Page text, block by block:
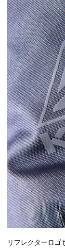
リフレクターロゴ